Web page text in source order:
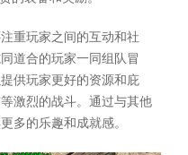
重玩家之间的互动和社
道合的玩家一同组队冒
供玩家更好的资源和庇
激烈的战斗。通过与其他
多的乐趣和成就感。